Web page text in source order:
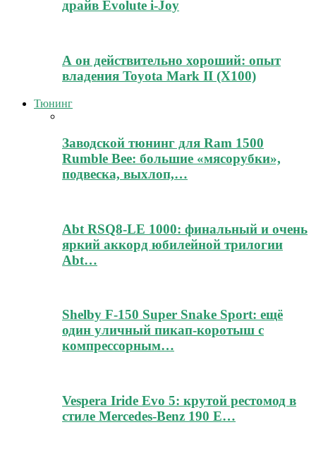
драйв Evolute i-Joy
А он действительно хороший: опыт
владения Toyota Mark II (Х100)
Тюнинг
Заводской тюнинг для Ram 1500
Rumble Bee: большие «мясорубки»,
подвеска, выхлоп,…
Abt RSQ8-LE 1000: финальный и очень
яркий аккорд юбилейной трилогии
Abt…
Shelby F-150 Super Snake Sport: ещё
один уличный пикап-коротыш с
компрессорным…
Vespera Iride Evo 5: крутой рестомод в
стиле Mercedes-Benz 190 E…